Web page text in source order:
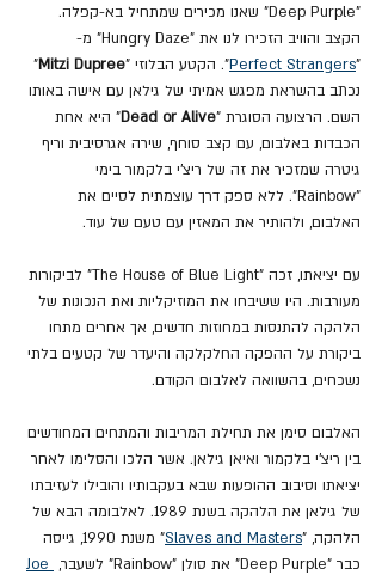
"Deep Purple" שאנו מכירים שמתחיל בא-קפלה.
הקצב והוויב הזכירו לנו את "Hungry Daze" מ-
"
Perfect Strangers". הקטע הבלוזי "Mitzi Dupree
"
נכתב בהשראת מפגש אמיתי של גילאן עם אישה באותו
השם. הרצועה הסוגרת "Dead or Alive" היא אחת
הכבדות באלבום, עם קצב סוחף, שירה אגרסיבית וריף
גיטרה שמזכיר את זה של ריצ'י בלקמור בימי
"Rainbow". ללא ספק דרך עוצמתית לסיים את
האלבום, ולהותיר את המאזין עם טעם של עוד.
עם יציאתו, זכה "
The House of Blue Light
" לביקורות
מעורבות. היו ששיבחו את המוזיקליות ואת הנכונות של
הלהקה להתנסות במחוזות חדשים, אך אחרים מתחו
ביקורת על ההפקה החלקלקה והיעדר של קטעים בלתי
נשכחים, בהשוואה לאלבום הקודם.
האלבום סימן את תחילת המריבות והמתחים המחודשים
בין ריצ'י בלקמור ואיאן גילאן. אשר הלכו והסלימו לאחר
יציאתו וסיבוב ההופעות שבא בעקבותיו והובילו לעזיבתו
של גילאן את הלהקה בשנת 1989. לאלבומה הבא של
הלהקה, "Slaves and Masters
" משנת 1990, גייסה
כבר "Deep Purple" את סולן "Rainbow" לשעבר,
Joe